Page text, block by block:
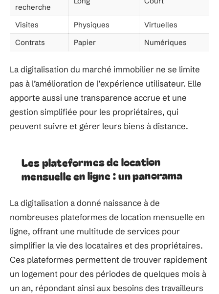
recherche
Visites Physiques
Virtuelles
Contrats
Papier Numériques
La digitalisation du marché immobilier ne se limite
pas à l’amélioration de l’expérience utilisateur. Elle
apporte aussi une transparence accrue et une
gestion simplifiée pour les propriétaires, qui
peuvent suivre et gérer leurs biens à distance.
Les plateformes de location
mensuelle en ligne : un panorama
La digitalisation a donné naissance à de
nombreuses plateformes de location mensuelle en
ligne, offrant une multitude de services pour
simplifier la vie des locataires et des propriétaires.
Ces plateformes permettent de trouver rapidement
un logement pour des périodes de quelques mois à
un an, répondant ainsi aux besoins des travailleurs